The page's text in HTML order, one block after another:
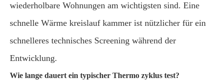
wiederholbare Wohnungen am wichtigsten sind. Eine
schnelle Wärme kreislauf kammer ist nützlicher für ein
schnelleres technisches Screening während der
Entwicklung.
Wie lange dauert ein typischer Thermo zyklus test?